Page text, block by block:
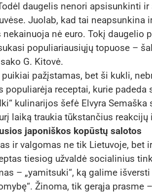
daugelis nenori apsisunkinti
Juolab, kad tai neapsunkina
nė euro. Tokį daugelio
populiariausiųjų topuose –
G. Kitovė.
pažįstamas, bet ši kukli,
populiarėja receptai, kurie
kulinarijos šefė Elvyra
laiką traukia tūkstančius reakcijų
japoniškos kopūstų salotos
ir valgomas ne tik Lietuvoje, bet
tiesiog užvaldė socialinius
– „yamitsuki“, ką galime
Žinoma, tik gerąja prasme